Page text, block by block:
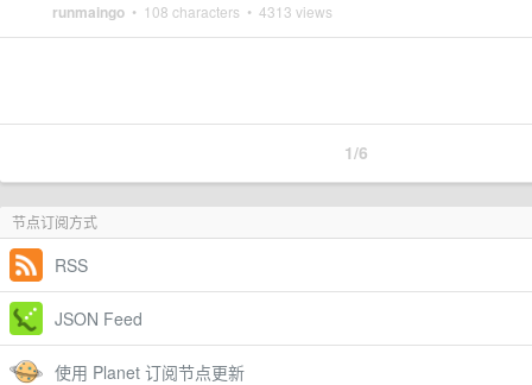
runmaingo • 108 characters • 4313 views
1/6
节点订阅方式
RSS
JSON Feed
使用 Planet 订阅节点更新